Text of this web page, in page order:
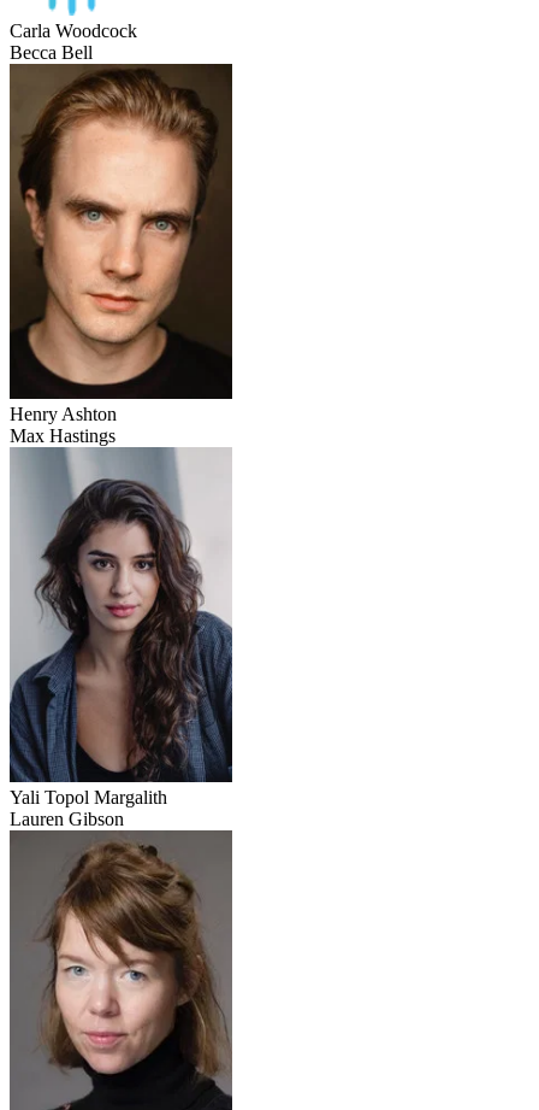
Carla Woodcock
Becca Bell
Henry Ashton
Max Hastings
Yali Topol Margalith
Lauren Gibson